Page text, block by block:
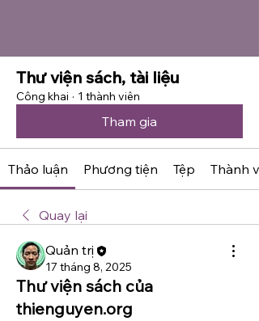
Thư viện sách, tài liệu
Công khai · 1 thành viên
Tham gia
Thảo luận Phương tiện Tệp Thành
Quay lại
Quản trị
17 tháng 8, 2025
Thư viện sách của
thienguyen.org